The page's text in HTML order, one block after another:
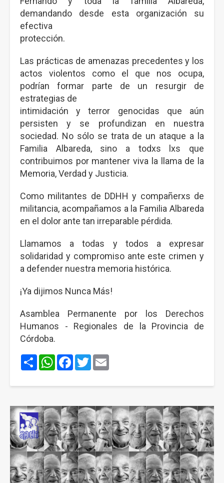
demandando desde esta organización su
efectiva
protección.
Las prácticas de amenazas precedentes y los
actos violentos como el que nos ocupa,
podrían formar parte de un resurgir de
estrategias de
intimidación y terror genocidas que aún
persisten y se profundizan en nuestra
sociedad. No sólo se trata de un ataque a la
Familia Albareda, sino a todxs lxs que
contribuimos por mantener viva la llama de la
Memoria, Verdad y Justicia.
Como militantes de DDHH y compañerxs de
militancia, acompañamos a la Familia Albareda
en el dolor ante tan irreparable pérdida.
Llamamos a todas y todos a expresar
solidaridad y compromiso ante este crimen y
a defender nuestra memoria histórica.
¡Ya dijimos Nunca Más!
Asamblea Permanente por los Derechos
Humanos - Regionales de la Provincia de
Córdoba.
ShareWhatsApp
Facebook
Twitter